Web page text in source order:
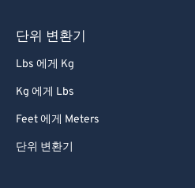
단위 변환기
Lbs 에게 Kg
Kg 에게 Lbs
Feet 에게 Meters
단위 변환기